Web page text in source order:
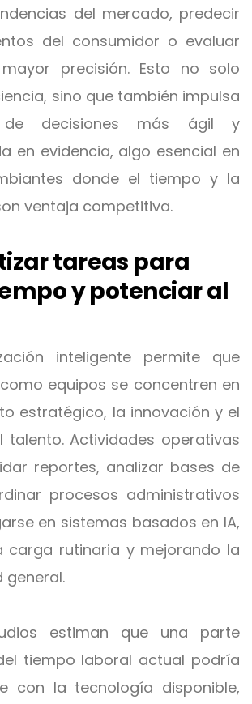
del mercado, predecir
del consumidor o evaluar
precisión. Esto no solo
sino que también impulsa
decisiones más ágil y
en evidencia, algo esencial en
donde el tiempo y la
ventaja competitiva.
tareas para
y potenciar al
inteligente permite que
equipos se concentren en
estratégico, la innovación y el
talento. Actividades operativas
reportes, analizar bases de
procesos administrativos
en sistemas basados en IA,
carga rutinaria y mejorando la
general.
estiman que una parte
tiempo laboral actual podría
con la tecnología disponible,